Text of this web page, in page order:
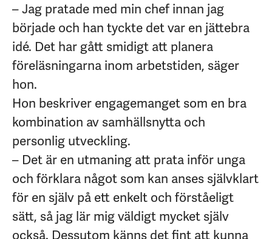
– Jag pratade med min chef innan jag
började och han tyckte det var en jättebra
idé. Det har gått smidigt att planera
föreläsningarna inom arbetstiden, säger
hon.
Hon beskriver engagemanget som en bra
kombination av samhällsnytta och
personlig utveckling.
– Det är en utmaning att prata inför unga
och förklara något som kan anses självklart
för en själv på ett enkelt och förståeligt
sätt, så jag lär mig väldigt mycket själv
också. Dessutom känns det fint att kunna